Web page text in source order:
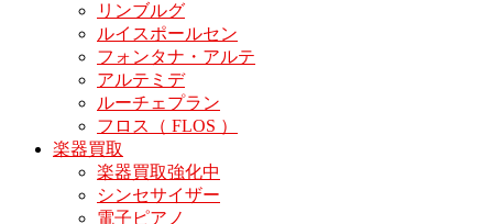
リンブルグ
ルイスポールセン
フォンタナ・アルテ
アルテミデ
ルーチェプラン
フロス（ FLOS ）
楽器買取
楽器買取強化中
シンセサイザー
電子ピアノ